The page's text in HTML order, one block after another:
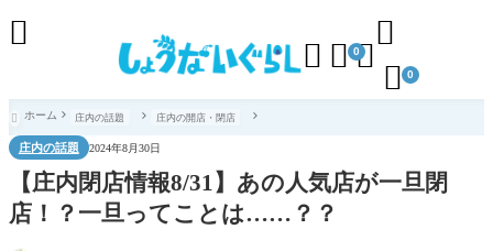
  0

 0

 ホーム 庄内の話題 庄内の開店・閉店
庄内の話題 2024年8月30日
【庄内閉店情報8/31】あの人気店が一旦閉
店！？一旦ってことは……？？